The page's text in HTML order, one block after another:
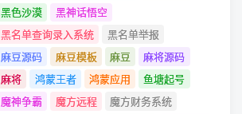
黑色沙漠
黑神话悟空
黑名单查询录入系统
黑名单举报
麻豆源码
麻豆模板 麻豆
麻将源码
麻将
鸿蒙王者 鸿蒙应用
鱼塘起号
魔神争霸
魔方远程
魔方财务系统